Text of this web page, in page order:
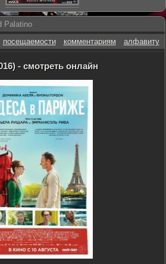
Palatino
посещаемости комментариям алфавиту
- смотреть онлайн